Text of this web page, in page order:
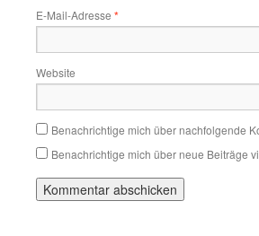
E-Mail-Adresse *
Website
Benachrichtige mich über nachfolgende
Benachrichtige mich über neue Beiträge